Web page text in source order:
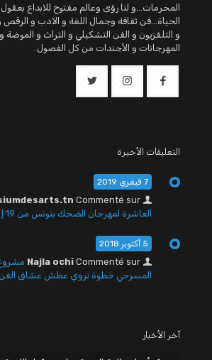
المحرمات...و لنا رؤى وعالم مفتوح للابداع
الحياة...فن ثقافة وجمال اللغة و الادب و الرقص
و التلفزيون و الفن التشكيلي و التراث و
المهرجانات و الأجندات من كل الفصول.
التعليقات الأخيرة
7 فيفري 2019
Commenté sur
العاشرة لمهرجان الضحك بتونس من 19 إلى 24 فيفري 2019
5 أكتوبر 2018
Najla ochi Commenté sur
المسرحي خطوة تروي عطش عشاق الفن
آخر الأخبار